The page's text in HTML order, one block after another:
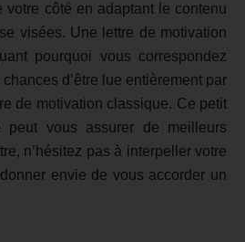
votre côté en adaptant le contenu
visées. Une lettre de motivation
pourquoi vous correspondez
d’être lue entièrement par
de motivation classique. Ce petit
peut vous assurer de meilleurs
n’hésitez pas à interpeller votre
envie de vous accorder un